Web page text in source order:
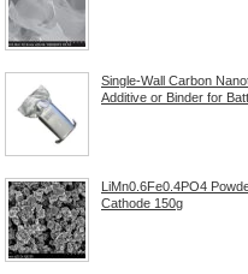
Single-Wall Carbon
Additive or Binder for
LiMn0.6Fe0.4PO4
Cathode 150g